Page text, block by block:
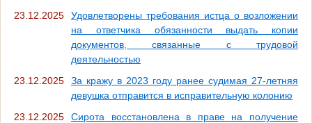
23.12.2025
Удовлетворены требования истца о возложении
на ответчика обязанности выдать копии
документов, связанные с трудовой
деятельностью
23.12.2025
За кражу в 2023 году ранее судимая 27-летняя
девушка отправится в исправительную колонию
23.12.2025
Cирота восстановлена в праве на получение